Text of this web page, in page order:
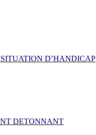
D’HANDICAP
DETONNANT